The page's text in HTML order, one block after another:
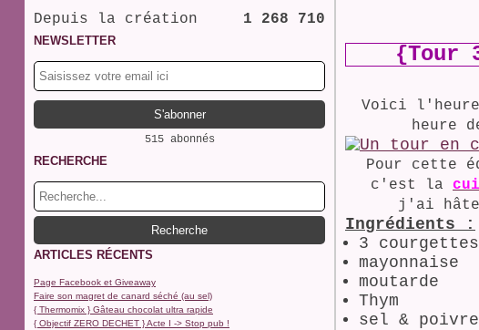
Depuis la création 1 268 710
NEWSLETTER
515 abonnés
RECHERCHE
ARTICLES RÉCENTS
Page Facebook et Giveaway
Faire son magret de canard séché (au sel)
{ Thermomix } Gâteau chocolat ultra rapide
{ Objectif ZERO DECHET } Acte I -> Stop pub !
{Tour
Voici l'heure
heure
Pour cette
c'est la
j'ai
Ingrédients :
3 courgettes
mayonnaise
moutarde
Thym
sel & poivre